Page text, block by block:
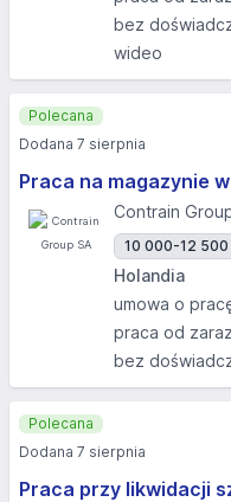
bez
wideo
Praca na magazynie
Contrain
10 000-12 500
Holandia
umowa o
praca od zaraz
bez
Polecana
Dodana 7 sierpnia
Praca przy likwidacji
Polecana
Dodana 7 sierpnia